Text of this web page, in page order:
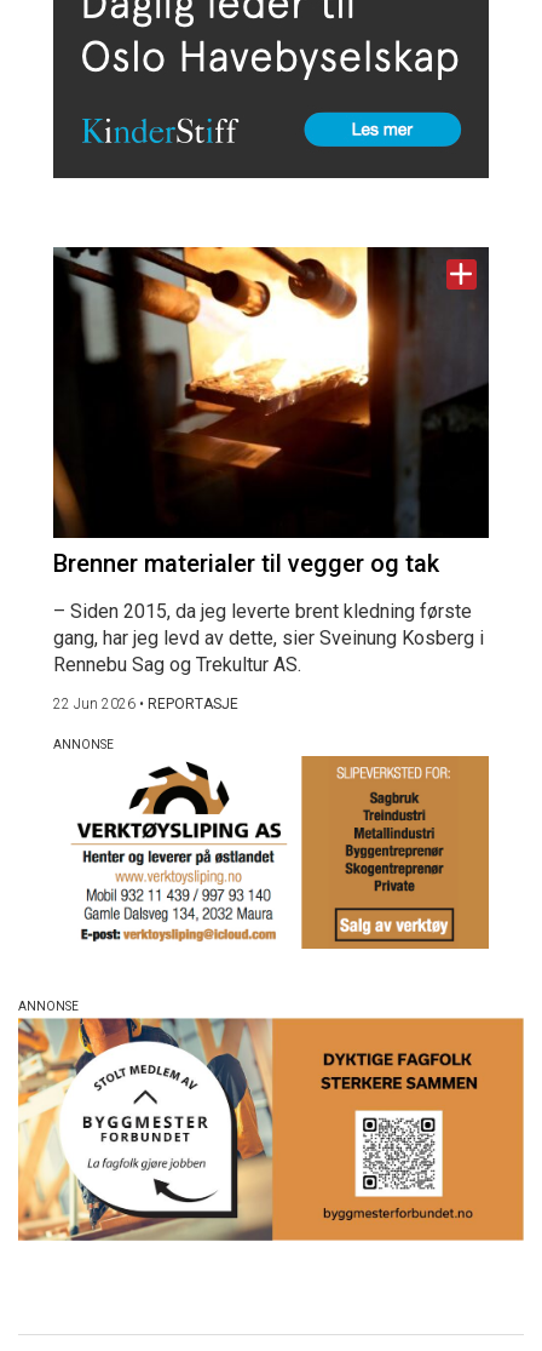
Brenner materialer til vegger og tak
– Siden 2015, da jeg leverte brent kledning første
gang, har jeg levd av dette, sier Sveinung Kosberg i
Rennebu Sag og Trekultur AS.
22 Jun 2026 • REPORTASJE